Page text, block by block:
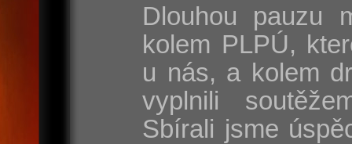
Dlouhou pauzu
kolem PLPÚ,
u nás, a kolem
vyplnili
Sbírali jsme